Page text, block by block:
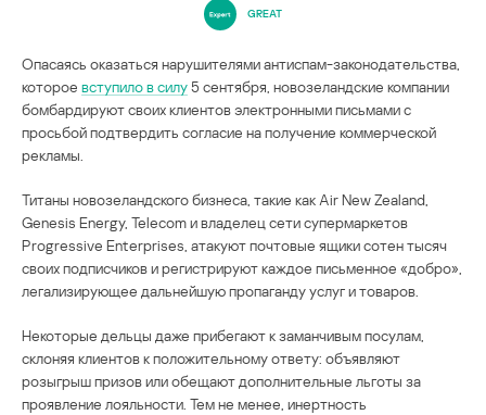
GREAT
Опасаясь оказаться нарушителями антиспам-законодательства,
которое вступило в силу5 сентября, новозеландские компании
бомбардируют своих клиентов электронными письмами с
просьбой подтвердить согласие на получение коммерческой
рекламы.
Титаны новозеландского бизнеса, такие как Air New Zealand,
Genesis Energy, Telecom и владелец сети супермаркетов
Progressive Enterprises, атакуют почтовые ящики сотен тысяч
своих подписчиков и регистрируют каждое письменное «добро»,
легализирующее дальнейшую пропаганду услуг и товаров.
Некоторые дельцы даже прибегают к заманчивым посулам,
склоняя клиентов к положительному ответу: объявляют
розыгрыш призов или обещают дополнительные льготы за
проявление лояльности. Тем не менее, инертность